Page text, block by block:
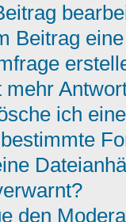
Beitrag
ich
den